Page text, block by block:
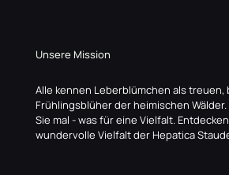
Unsere Mission
Alle kennen Leberblümchen als treuen,
Frühlingsblüher der heimischen
Sie mal - was für eine Vielfalt.
wundervolle Vielfalt der Hepatica